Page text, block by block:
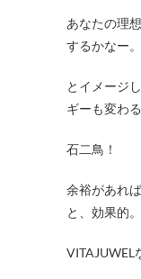
あなたの理
するかなー。
とイメージ
ギーも変わ
石二鳥！
余裕があれ
と、効果的。
VITAJUWEL